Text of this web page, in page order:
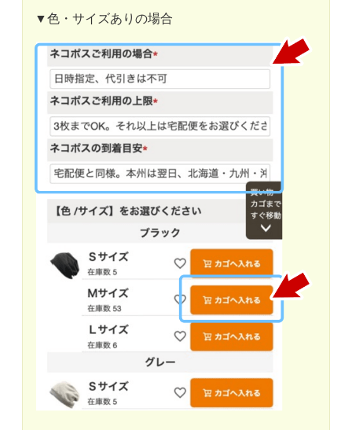
▼色・サイズありの場合